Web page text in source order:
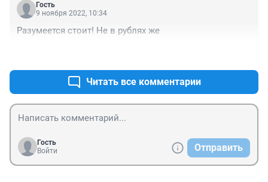
Гость
9 ноября 2022, 10:34
Разумеется стоит! Не в рублях же
Читать все комментарии
Гость
Войти
Отправить